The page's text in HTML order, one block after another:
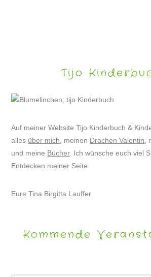
Tijo
Auf meiner Website Tijo Kinderbuch &
alles über mich , meinen Drachen Valentin
und meine Bücher. Ich wünsche euch viel
Entdecken meiner Seite.
Eure Tina Birgitta Lauffer
Kommende